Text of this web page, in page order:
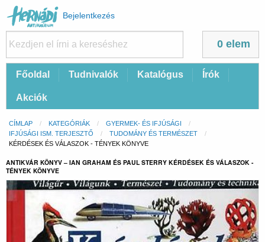
Felhasználói
fiók
menüje
Bejelentkezés
0 elem
FőFőoldal Tudnivalók Katalógus Írók
Akciók
Morzsa
CÍMLAP KATEGÓRIÁK
GYERMEK- ÉS IFJÚSÁGI
IFJÚSÁGI ISM. TERJESZTŐ
TUDOMÁNY ÉS TERMÉSZET
CURRENT:
KÉRDÉSEK ÉS VÁLASZOK - TÉNYEK KÖNYVE
ANTIKVÁR KÖNYV – IAN GRAHAM ÉS PAUL STERRY KÉRDÉSEK ÉS VÁLASZOK -
TÉNYEK KÖNYVE